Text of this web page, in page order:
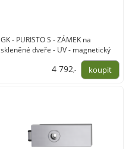
GK - PURISTO S - ZÁMEK na
skleněné dveře - UV - magnetický
4 792 ,-